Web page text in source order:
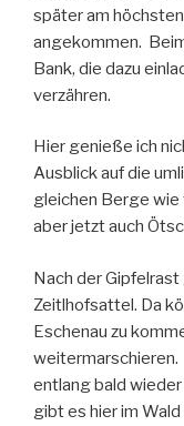
später am
angekommen.
Bank, die dazu
verzähren.
Hier genieße ich
Ausblick auf die
gleichen Berge wie
aber jetzt auch
Nach der
Zeitlhofsattel. Da
Eschenau zu
weitermarschieren.
entlang bald
gibt es hier im